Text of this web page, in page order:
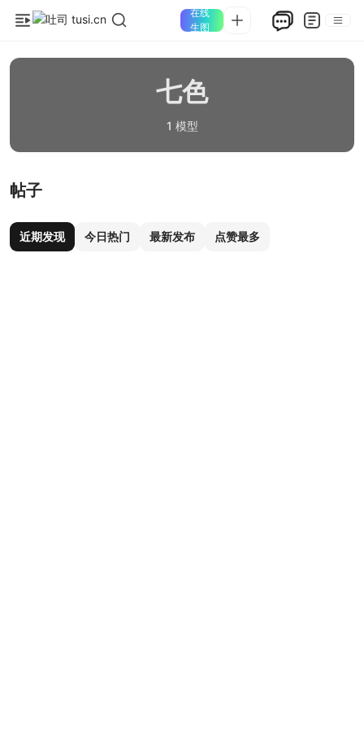
在线
生图
七色
1 模型
帖子
近期发现 今日热门 最新发布 点赞最多